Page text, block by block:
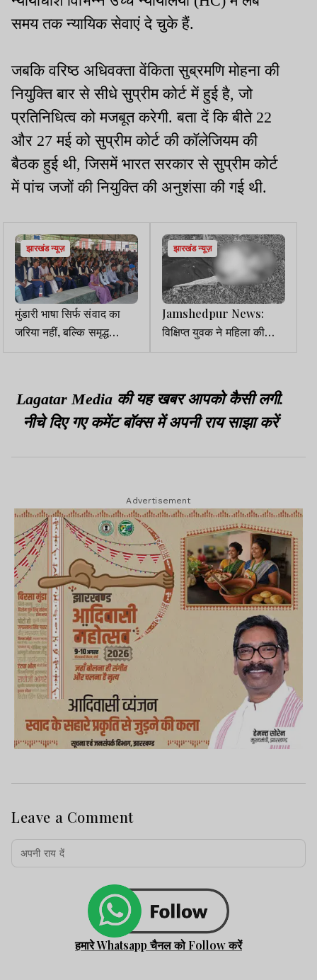
समय तक न्यायिक सेवाएं दे चुके हैं.
जबकि वरिष्ठ अधिवक्ता वेंकिता सुब्रमणि मोहना की
नियुक्ति बार से सीधे सुप्रीम कोर्ट में हुई है, जो
प्रतिनिधित्व को मजबूत करेगी. बता दें कि बीते 22
और 27 मई को सुप्रीम कोर्ट की कॉलेजियम की
बैठक हुई थी, जिसमें भारत सरकार से सुप्रीम कोर्ट
में पांच जजों की नियुक्ति की अनुशंसा की गई थी.
झारखंड न्यूज़
मुंडारी भाषा सिर्फ संवाद का
जरिया नहीं, बल्कि समृद्ध
संस्कृति व ज्ञान परंपरा की
झारखंड न्यूज़
Jamshedpur News:
विक्षिप्त युवक ने महिला की
पत्थर से कूचकर की हत्या
Lagatar Media की यह खबर आपको कैसी लगी.
नीचे दिए गए कमेंट बॉक्स में अपनी राय साझा करें
Advertisement
Leave a Comment
हमारे Whatsapp चैनल को Follow करें